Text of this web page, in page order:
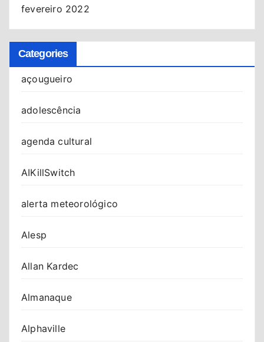
fevereiro 2022
Categories
açougueiro
adolescência
agenda cultural
AIKillSwitch
alerta meteorológico
Alesp
Allan Kardec
Almanaque
Alphaville